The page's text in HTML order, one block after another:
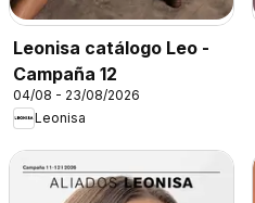
Leonisa catálogo Leo -
Campaña 12
04/08 - 23/08/2026
Leonisa